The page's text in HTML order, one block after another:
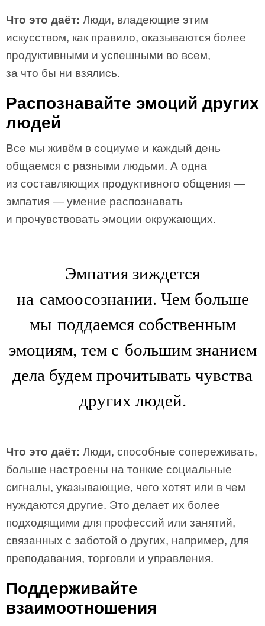
Что это даёт: Люди, владеющие этим
искусством, как правило, оказываются более
продуктивными и успешными во всем,
за что бы ни взялись.
Распознавайте эмоций других
людей
Все мы живём в социуме и каждый день
общаемся с разными людьми. А одна
из составляющих продуктивного общения —
эмпатия — умение распознавать
и прочувствовать эмоции окружающих.
Эмпатия зиждется
на самоосознании. Чем больше
мы поддаемся собственным
эмоциям, тем с большим знанием
дела будем прочитывать чувства
других людей.
Что это даёт: Люди, способные сопереживать,
больше настроены на тонкие социальные
сигналы, указывающие, чего хотят или в чем
нуждаются другие. Это делает их более
подходящими для профессий или занятий,
связанных с заботой о других, например, для
преподавания, торговли и управления.
Поддерживайте
взаимоотношения